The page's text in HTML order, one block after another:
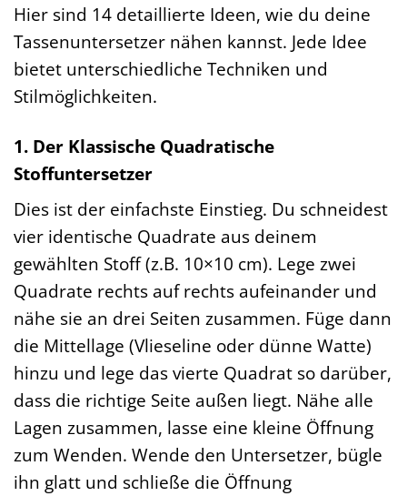
Hier sind 14 detaillierte Ideen, wie du deine
Tassenuntersetzer nähen kannst. Jede Idee
bietet unterschiedliche Techniken und
Stilmöglichkeiten.
1. Der Klassische Quadratische
Stoffuntersetzer
Dies ist der einfachste Einstieg. Du schneidest
vier identische Quadrate aus deinem
gewählten Stoff (z.B. 10×10 cm). Lege zwei
Quadrate rechts auf rechts aufeinander und
nähe sie an drei Seiten zusammen. Füge dann
die Mittellage (Vlieseline oder dünne Watte)
hinzu und lege das vierte Quadrat so darüber,
dass die richtige Seite außen liegt. Nähe alle
Lagen zusammen, lasse eine kleine Öffnung
zum Wenden. Wende den Untersetzer, bügle
ihn glatt und schließe die Öffnung